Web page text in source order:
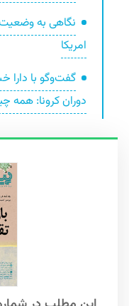
نگاهی به
امریکا
گفت‌وگو با دارا
دوران کرونا: همه